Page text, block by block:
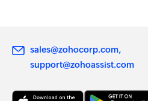
sales@zohocorp.com
support@zohoassist.com